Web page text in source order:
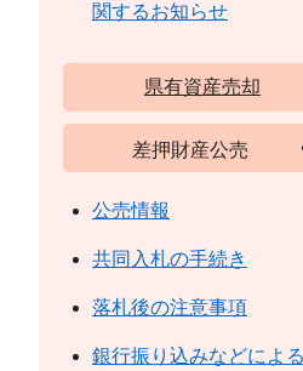
関するお知らせ
県有資産売却
差押財産公売
公売情報
共同入札の手続き
落札後の注意事項
銀行振り込みなどによ